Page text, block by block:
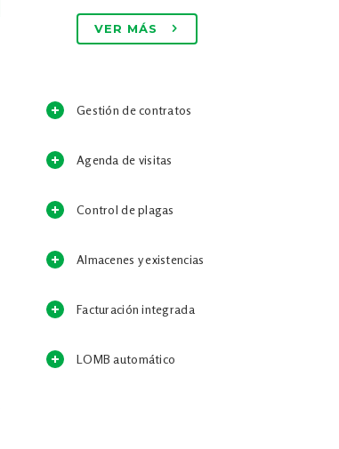
VER MÁS
Gestión de contratos
Agenda de visitas
Control de plagas
Almacenes y existencias
Facturación integrada
LOMB automático